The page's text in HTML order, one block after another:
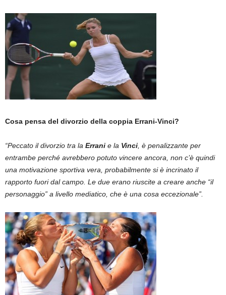
Cosa pensa del divorzio della coppia Errani-Vinci?
“Peccato il divorzio tra la Errani e la Vinci , è penalizzante per
entrambe perché avrebbero potuto vincere ancora, non c’è quindi
una motivazione sportiva vera, probabilmente si è incrinato il
rapporto fuori dal campo. Le due erano riuscite a creare anche “il
personaggio” a livello mediatico, che è una cosa eccezionale”.